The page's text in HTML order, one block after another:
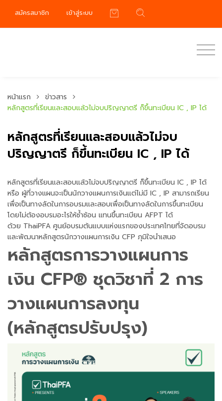
สมัครสมาชิก เข้าสู่ระบบ
หน้าแรก
ข่าวสาร
หลักสูตรที่เรียนและสอบแล้วไม่จบปริญญาตรี ก็ขึ้นทะเบียน IC , IP ได้
หลักสูตรที่เรียนและสอบแล้วไม่จบ
ปริญญาตรี ก็ขึ้นทะเบียน IC , IP ได้
หลักสูตรที่เรียนและสอบแล้วไม่จบปริญญาตรี ก็ขึ้นทะเบียน IC , IP ได้
หรือ ผู้ที่วางแผนจะเป็นนักวางแผนการเงินแต่ไม่มี IC , IP สามารถเรียน
เพื่อเป็นทางลัดในการอบรมและสอบเพื่อเป็นทางลัดในการขึ้นทะเบียน
โดยไม่ต้องอบรมอะไรให้ซ้ำซ้อน แทนขึ้นทะเบียน AFPT ได้
ด้วย ThaiPFA ศูนย์อบรมต้นแบบแห่งแรกของประเทศไทยที่จัดอบรม
และพัฒนาหลักสูตรนักวางแผนการเงิน CFP ภุมิใจนำเสนอ
หลักสูตรการวางแผนการ
เงิน CFP® ชุดวิชาที่ 2 การ
วางแผนการลงทุน
(หลักสูตรปรับปรุง)